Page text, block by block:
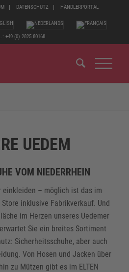
DATENSCHUTZ HÄNDLERPORTAL
+49 (0) 2825 80168
UEDEM
VOM NIEDERRHEIN
einkleiden – möglich ist das im
Store inklusive Fabrikverkauf. Und
im Herzen unseres Uedemer
Sie ein breites Sortiment
Sicherheitsschuhe, aber auch
Von Hosen und Jacken über
zu Mützen gibt es im ELTEN